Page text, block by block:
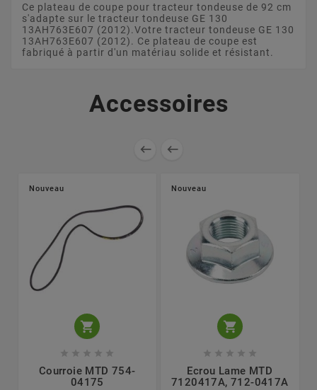
Ce plateau de coupe pour tracteur tondeuse de 92 cm
s'adapte sur le tracteur tondeuse GE 130
13AH763E607 (2012).Votre tracteur tondeuse GE 130
13AH763E607 (2012). Ce plateau de coupe est
fabriqué à partir d'un matériau solide et résistant.
Accessoires
 
Nouveau

    
Courroie MTD 754-
04175
Nouveau

    
Ecrou Lame MTD
7120417A, 712-0417A